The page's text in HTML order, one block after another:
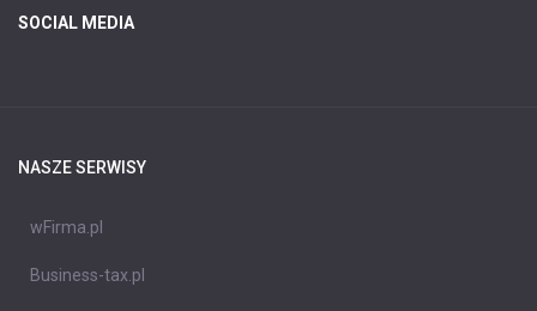
SOCIAL MEDIA
NASZE SERWISY
wFirma.pl
Business-tax.pl